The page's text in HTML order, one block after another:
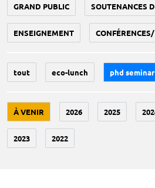
GRAND PUBLIC SOUTENANCES
ENSEIGNEMENT
tout eco-lunch phd seminar
À VENIR 2026 2025
2023 2022